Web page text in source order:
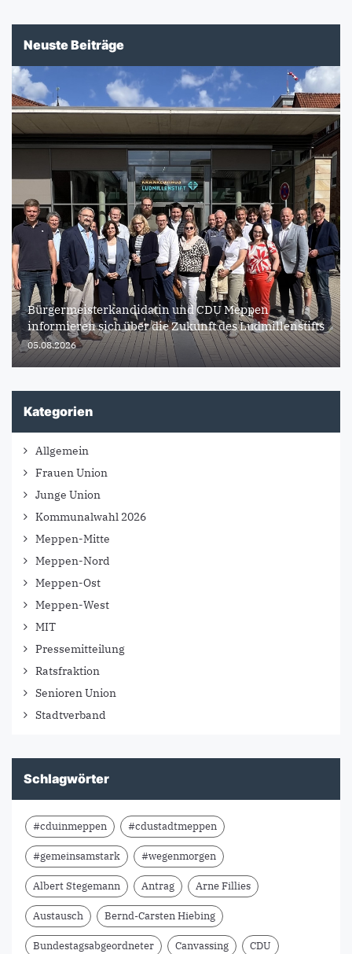
Neuste Beiträge
Bürgermeisterkandidatin und CDU Meppen
informieren sich über die Zukunft des Ludmillenstifts
05.08.2026
Kategorien
Allgemein
Frauen Union
Junge Union
Kommunalwahl 2026
Meppen-Mitte
Meppen-Nord
Meppen-Ost
Meppen-West
MIT
Pressemitteilung
Ratsfraktion
Senioren Union
Stadtverband
Schlagwörter
#cduinmeppen #cdustadtmeppen
#gemeinsamstark #wegenmorgen
Albert Stegemann Antrag Arne Fillies
Austausch Bernd-Carsten Hiebing
Bundestagsabgeordneter Canvassing CDU